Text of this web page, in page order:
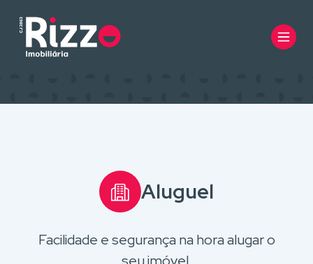
Aluguel
Facilidade e segurança na hora alugar o